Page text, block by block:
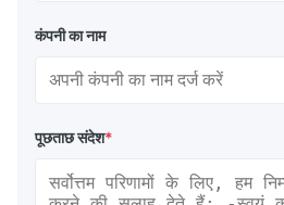
कंपनी का नाम
पूछताछ संदेश*